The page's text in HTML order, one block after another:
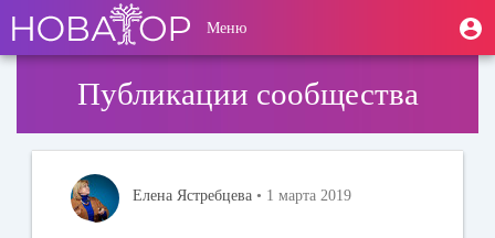
основному
содержанию
User
account
Меню
Публикации сообщества
Елена Ястребцева • 1 марта 2019